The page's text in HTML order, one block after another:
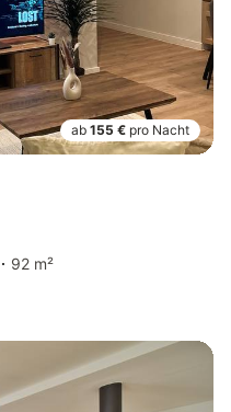
ab 155 € pro Nacht
92 m²